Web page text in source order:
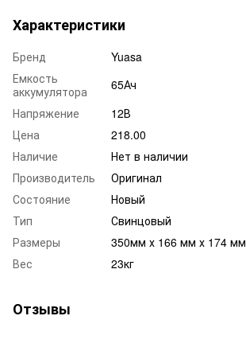
Характеристики
Бренд
Yuasa
Емкость
аккумулятора
65Ач
Напряжение
12В
Цена
218.00
Наличие
Нет в наличии
Производитель
Оригинал
Состояние
Новый
Тип
Свинцовый
Размеры
350мм х 166 мм х 174 мм
Вес
23кг
Отзывы